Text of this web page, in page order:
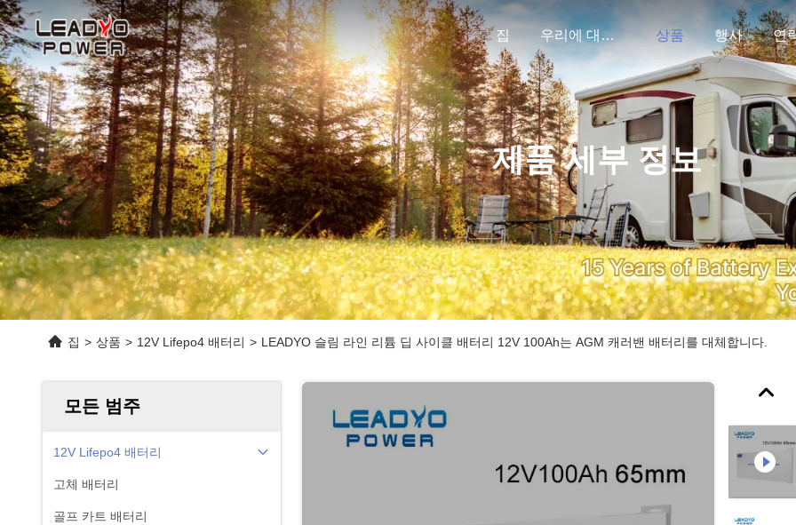
집 우리에 대하여 상품 행사 연
제품 세부 정보
집 > 상품 > 12V Lifepo4 배터리 > LEADYO 슬림 라인 리튬 딥 사이클 배터리 12V 100Ah는 AGM 캐러밴 배터리를 대체합니다.
모든 범주
12V Lifepo4 배터리
고체 배터리
골프 카트 배터리